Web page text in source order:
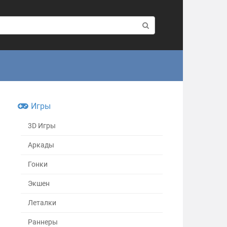
Игры
3D Игры
Аркады
Гонки
Экшен
Леталки
Раннеры